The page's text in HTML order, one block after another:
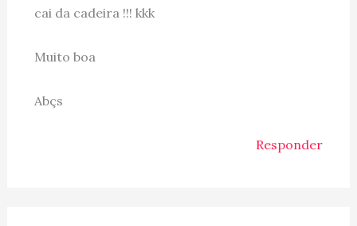
cai da cadeira !!! kkk
Muito boa
Abçs
Responder